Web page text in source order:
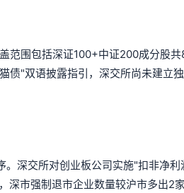
范围包括深证100+中证200成分股
债"双语披露指引，深交所尚未建立
。深交所对创业板公司实施"扣非净
市强制退市企业数量较沪市多出2